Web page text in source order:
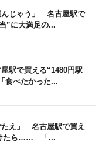
んじゃう」 名古屋駅で
”に大満足の...
駅で買える“1480円駅
べたかった...
たえ」 名古屋駅で買え
たら…… 「...